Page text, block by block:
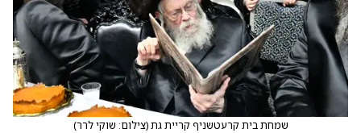
שמחת בית קרעטשניף קריית גת(צילום: שוקי לרר)